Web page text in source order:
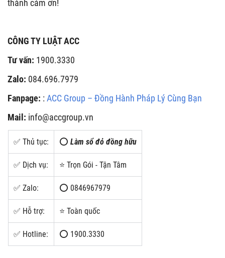
thành cảm ơn!
CÔNG TY LUẬT ACC
Tư vấn: 1900.3330
Zalo: 084.696.7979
Fanpage: :ACC Group – Đồng Hành Pháp Lý Cùng Bạn
Mail: info@accgroup.vn
✅ Thủ tục: ⭕ Làm sổ đỏ đồng hữu
✅ Dịch vụ: ⭐ Trọn Gói - Tận Tâm
✅ Zalo: ⭕ 0846967979
✅ Hỗ trợ: ⭐ Toàn quốc
✅ Hotline: ⭕ 1900.3330